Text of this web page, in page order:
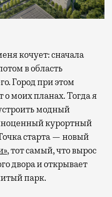
в область
Город при этом
о моих планах. Тогда я
модный
курортный
старта — новый
, тот самый, что вырос
двора и открывает
парк.